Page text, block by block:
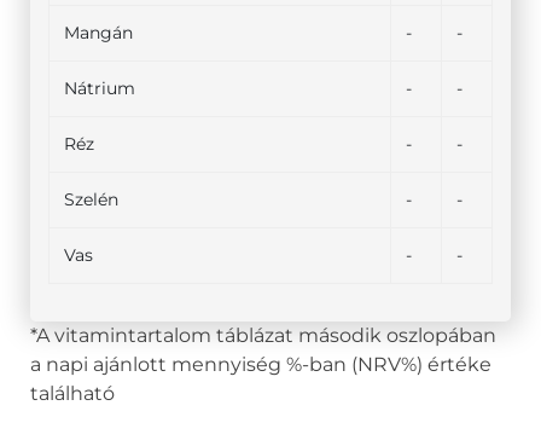
Mangán - -
Nátrium - -
Réz - -
Szelén - -
Vas - -
*A vitamintartalom táblázat második oszlopában
a napi ajánlott mennyiség %-ban (NRV%) értéke
található